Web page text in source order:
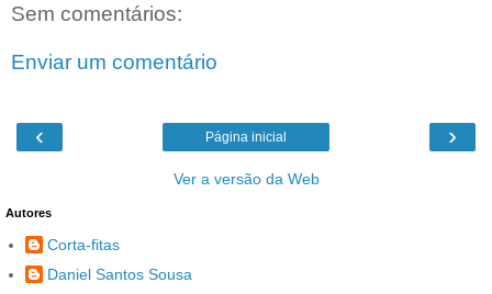
Sem comentários:
Enviar um comentário
‹ ›
Página inicial
Ver a versão da Web
Autores
Corta-fitas
Daniel Santos Sousa